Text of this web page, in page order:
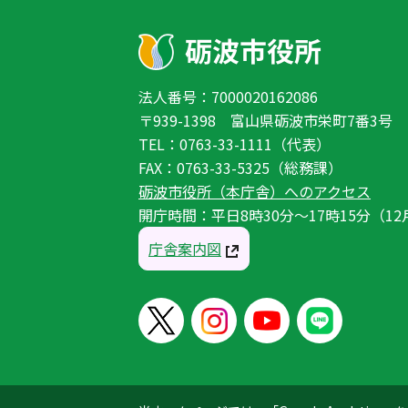
法人番号：7000020162086
〒939-1398 富山県砺波市栄町7番3号
TEL：0763-33-1111（代表）
FAX：0763-33-5325（総務課）
砺波市役所（本庁舎）へのアクセス
開庁時間：平日8時30分〜17時15分（
庁舎案内図